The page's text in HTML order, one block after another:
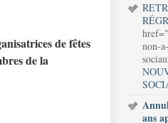
de fêtes
de la
non-
ans